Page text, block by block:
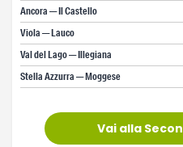
Ancora — Il Castello
Viola — Lauco
Val del Lago — Illegiana
Stella Azzurra — Moggese
Vai alla